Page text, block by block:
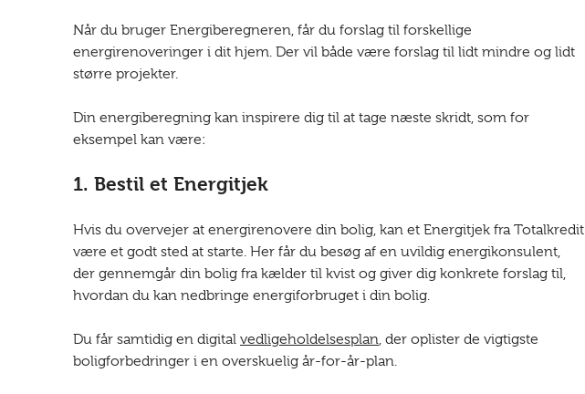
Når du bruger Energiberegneren, får du forslag til forskellige
energirenoveringer i dit hjem. Der vil både være forslag til lidt mindre og lidt
større projekter.
Din energiberegning kan inspirere dig til at tage næste skridt, som for
eksempel kan være:
1. Bestil et Energitjek
Hvis du overvejer at energirenovere din bolig, kan et Energitjek fra Totalkredit
være et godt sted at starte. Her får du besøg af en uvildig energikonsulent,
der gennemgår din bolig fra kælder til kvist og giver dig konkrete forslag til,
hvordan du kan nedbringe energiforbruget i din bolig.
Du får samtidig en digital vedligeholdelsesplan, der oplister de vigtigste
boligforbedringer i en overskuelig år-for-år-plan.